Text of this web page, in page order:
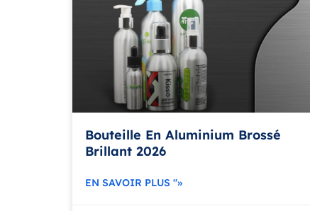
Bouteille En Aluminium Brossé
Brillant 2026
EN SAVOIR PLUS "»